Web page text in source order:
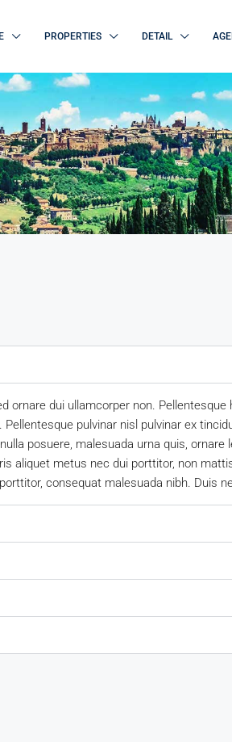
PROPERTIES DETAIL
ornare dui ullamcorper non.
pulvinar nisl pulvinar ex
posuere, malesuada urna quis, ornare
aliquet metus nec dui porttitor, non
consequat malesuada nibh. Duis